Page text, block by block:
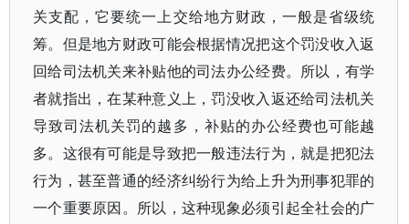
关支配，它要统一上交给地方财政，一般是省级统
筹。但是地方财政可能会根据情况把这个罚没收入返
回给司法机关来补贴他的司法办公经费。所以，有学
者就指出，在某种意义上，罚没收入返还给司法机关
导致司法机关罚的越多，补贴的办公经费也可能越
多。这很有可能是导致把一般违法行为，就是把犯法
行为，甚至普通的经济纠纷行为给上升为刑事犯罪的
一个重要原因。所以，这种现象必须引起全社会的广